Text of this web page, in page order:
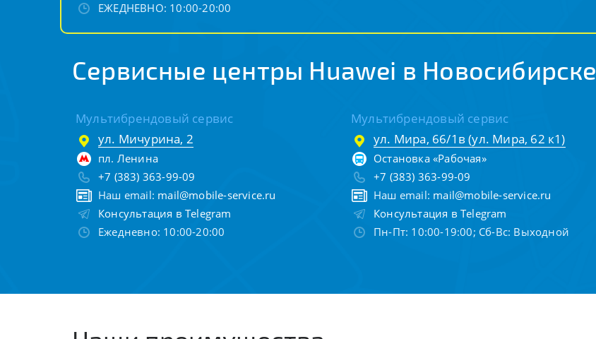
ЕЖЕДНЕВНО: 10:00-20:00
Сервисные центры Huawei в Новосибирске
Мультибрендовый сервис
ул. Мичурина, 2
пл. Ленина
+7 (383) 363-99-09
Наш email: mail@mobile-service.ru
Консультация в Telegram
Ежедневно: 10:00-20:00
Мультибрендовый сервис
ул. Мира, 66/1в (ул. Мира, 62 к1)
Остановка «Рабочая»
+7 (383) 363-99-09
Наш email: mail@mobile-service.ru
Консультация в Telegram
Пн-Пт: 10:00-19:00; Сб-Вс: Выходной